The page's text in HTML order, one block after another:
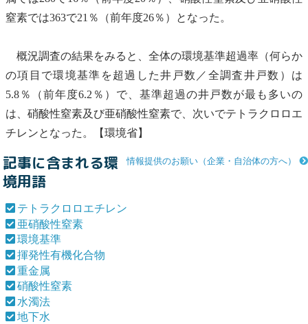
窒素では363で21％（前年度26％）となった。
概況調査の結果をみると、全体の環境基準超過率（何らか
の項目で環境基準 を超過した井戸数／全調査井戸数）は
5.8％（前年度6.2％）で、基準超過の井戸数が最も多いの
は、 硝酸性窒素及び亜硝酸性窒素で、次いでテトラクロロエ
チレンとなった。【環境省】
情報提供のお願い（企業・自治体の方へ）
記事に含まれる環
境用語
テトラクロロエチレン
亜硝酸性窒素
環境基準
揮発性有機化合物
重金属
硝酸性窒素
水濁法
地下水